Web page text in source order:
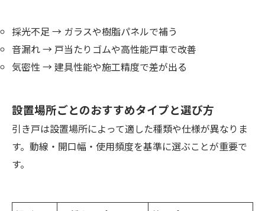
採光不足 → ガラスや樹脂パネルで補う
音漏れ → 戸当たりゴムや高性能戸車で改善
気密性 → 建具性能や施工精度で差が出る
設置場所ごとのおすすめタイプと選び方
引き戸は設置場所によって適した種類や仕様が異なりま
す。動線・開口幅・使用頻度を基準に選ぶことが重要で
す。